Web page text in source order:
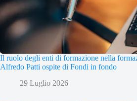
Il ruolo degli enti di formazione nella
Alfredo Patti ospite di Fondi in fondo
29 Luglio 2026